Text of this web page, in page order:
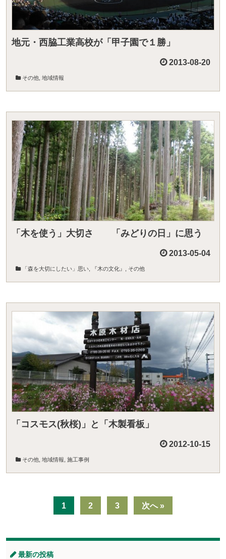
地元・西脇工業高校が「甲子園で１勝」
2013-08-20
その他 地域情報
「木を使う」大切さ 「みどりの日」に思う
2013-05-04
「森を大切にしたい」思い 『木の文化』 その他
「コスモス(秋桜)」と「木製看板」
2012-10-15
その他 地域情報 施工事例
1 2 3 次へ »
最新の投稿